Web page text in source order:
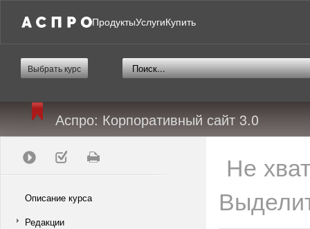
ПродуктыУслугиКупить
Выбрать курс
Аспро: Корпоративный сайт 3.0
Описание курса
Редакции
Не